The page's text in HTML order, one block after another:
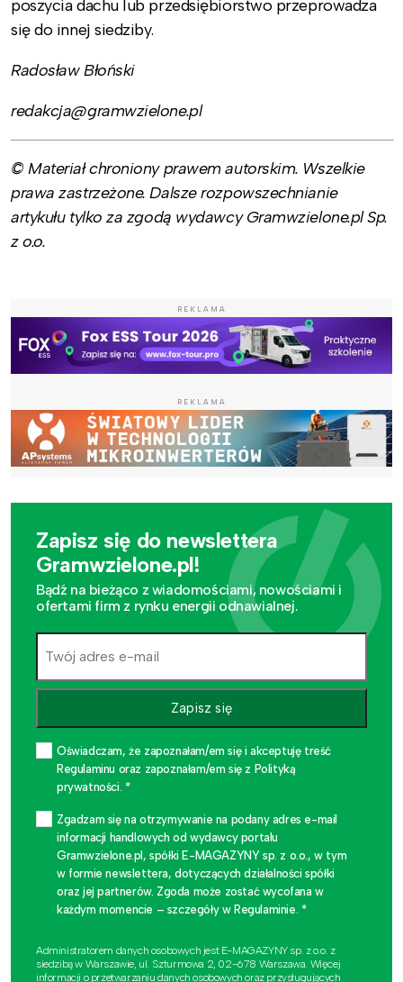
poszycia dachu lub przedsiębiorstwo przeprowadza
się do innej siedziby.
Radosław Błoński
redakcja@gramwzielone.pl
© Materiał chroniony prawem autorskim. Wszelkie
prawa zastrzeżone. Dalsze rozpowszechnianie
artykułu tylko za zgodą wydawcy Gramwzielone.pl Sp.
z o.o.
REKLAMA
REKLAMA
Zapisz się do newslettera
Gramwzielone.pl!
Bądź na bieżąco z wiadomościami, nowościami i
ofertami firm z rynku energii odnawialnej.
Zapisz się
Oświadczam, że zapoznałam/em się i akceptuję treść
Regulaminu oraz zapoznałam/em się z Polityką
prywatności. *
Zgadzam się na otrzymywanie na podany adres e-mail
informacji handlowych od wydawcy portalu
Gramwzielone.pl, spółki E-MAGAZYNY sp. z o.o., w tym
w formie newslettera, dotyczących działalności spółki
oraz jej partnerów. Zgoda może zostać wycofana w
każdym momencie – szczegóły w Regulaminie. *
Administratorem danych osobowych jest E-MAGAZYNY sp. z o.o. z
siedzibą w Warszawie, ul. Szturmowa 2, 02-678 Warszawa. Więcej
informacji o przetwarzaniu danych osobowych oraz przysługujących